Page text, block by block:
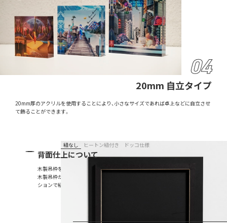
20mm 自立タイプ
20mm厚のアクリルを使用することにより、小さなサイズであれば卓上などに自立させ
て飾ることができます。
紐なし ヒートン紐付き ドッコ仕様
背面仕上について
木製吊枠をつけた壁掛け可能な仕様もお選びいただけます。壁掛け用は
木製吊枠が透けないよう、裏面に遮光シートを貼り付け加工します。オプ
ションで紐をつけることもできます。